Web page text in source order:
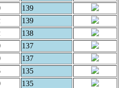
139
139
138
137
137
135
135